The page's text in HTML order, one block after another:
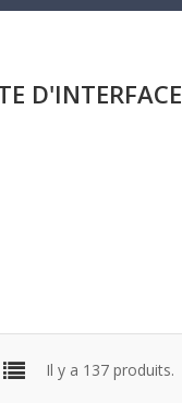
D'INTERFACE
Il y a 137 produits.